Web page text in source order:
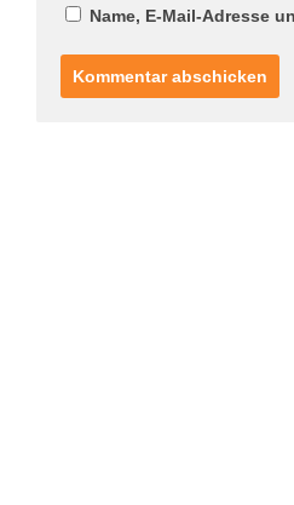
Name, E-Mail-Adresse